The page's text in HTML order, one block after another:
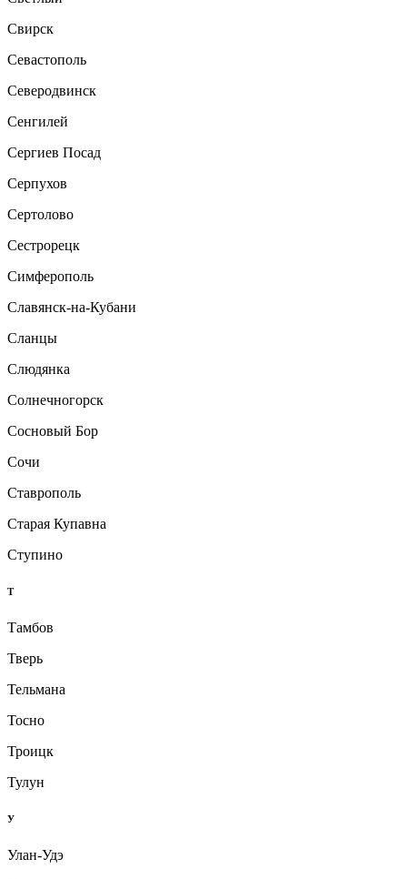
Свирск
Севастополь
Северодвинск
Сенгилей
Сергиев Посад
Серпухов
Сертолово
Сестрорецк
Симферополь
Славянск-на-Кубани
Сланцы
Слюдянка
Солнечногорск
Сосновый Бор
Сочи
Ставрополь
Старая Купавна
Ступино
Т
Тамбов
Тверь
Тельмана
Тосно
Троицк
Тулун
У
Улан-Удэ